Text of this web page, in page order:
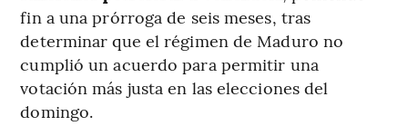
fin a una prórroga de seis meses, tras
determinar que el régimen de Maduro no
cumplió un acuerdo para permitir una
votación más justa en las elecciones del
domingo.